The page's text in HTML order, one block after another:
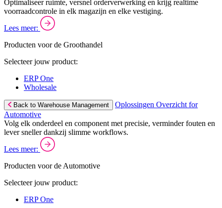
Optimaliseer ruimte, versnel orderverwerking en krijg realtime
voorraadcontrole in elk magazijn en elke vestiging.
Lees meer:
Producten voor de Groothandel
Selecteer jouw product:
ERP One
Wholesale
Back to Warehouse Management
Oplossingen Overzicht for
Automotive
Volg elk onderdeel en component met precisie, verminder fouten en
lever sneller dankzij slimme workflows.
Lees meer:
Producten voor de Automotive
Selecteer jouw product:
ERP One